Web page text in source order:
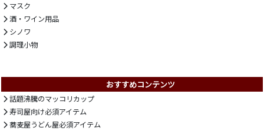
マスク
酒・ワイン用品
シノワ
調理小物
おすすめコンテンツ
話題沸騰のマッコリカップ
寿司屋向け必須アイテム
蕎麦屋うどん屋必須アイテム